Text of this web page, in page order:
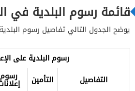
قائمة رسوم البلدية في
يوضح الجدول التالي تفاصيل رسوم
رسوم البلدية على
التفاصيل
التأمين رسوم